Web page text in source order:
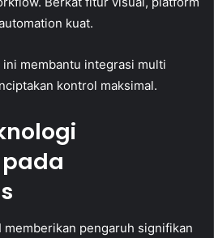
kuat.
membantu integrasi multi
kontrol maksimal.
memberikan pengaruh signifikan